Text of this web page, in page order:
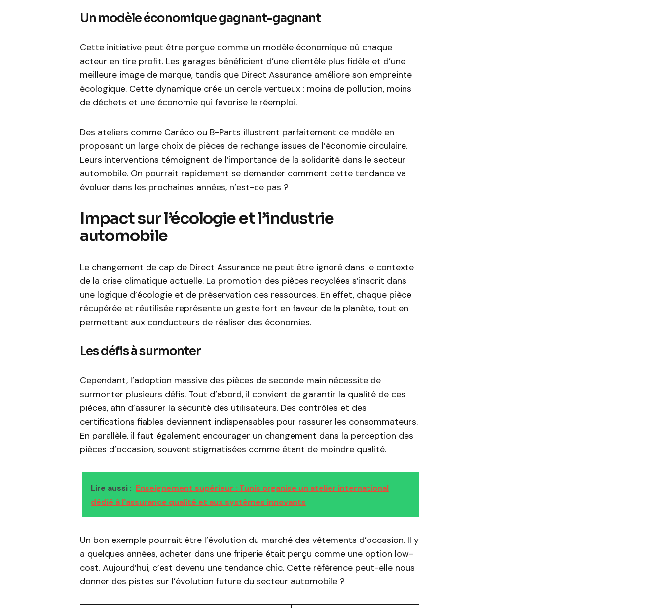
Un modèle économique gagnant-gagnant
Cette initiative peut être perçue comme un modèle économique où chaque
acteur en tire profit. Les garages bénéficient d’une clientèle plus fidèle et d’une
meilleure image de marque, tandis que Direct Assurance améliore son empreinte
écologique. Cette dynamique crée un cercle vertueux : moins de pollution, moins
de déchets et une économie qui favorise le réemploi.
Des ateliers comme Caréco ou B-Parts illustrent parfaitement ce modèle en
proposant un large choix de pièces de rechange issues de l’économie circulaire.
Leurs interventions témoignent de l’importance de la solidarité dans le secteur
automobile. On pourrait rapidement se demander comment cette tendance va
évoluer dans les prochaines années, n’est-ce pas ?
Impact sur l’écologie et l’industrie
automobile
Le changement de cap de Direct Assurance ne peut être ignoré dans le contexte
de la crise climatique actuelle. La promotion des pièces recyclées s’inscrit dans
une logique d’écologie et de préservation des ressources. En effet, chaque pièce
récupérée et réutilisée représente un geste fort en faveur de la planète, tout en
permettant aux conducteurs de réaliser des économies.
Les défis à surmonter
Cependant, l’adoption massive des pièces de seconde main nécessite de
surmonter plusieurs défis. Tout d’abord, il convient de garantir la qualité de ces
pièces, afin d’assurer la sécurité des utilisateurs. Des contrôles et des
certifications fiables deviennent indispensables pour rassurer les consommateurs.
En parallèle, il faut également encourager un changement dans la perception des
pièces d’occasion, souvent stigmatisées comme étant de moindre qualité.
Lire aussi : Enseignement supérieur : Tunis organise un atelier international
dédié à l'assurance qualité et aux systèmes innovants
Un bon exemple pourrait être l’évolution du marché des vêtements d’occasion. Il y
a quelques années, acheter dans une friperie était perçu comme une option low-
cost. Aujourd’hui, c’est devenu une tendance chic. Cette référence peut-elle nous
donner des pistes sur l’évolution future du secteur automobile ?